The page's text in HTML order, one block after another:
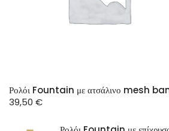
Ρολόι Fountain με ατσάλινο mesh
39,50 €